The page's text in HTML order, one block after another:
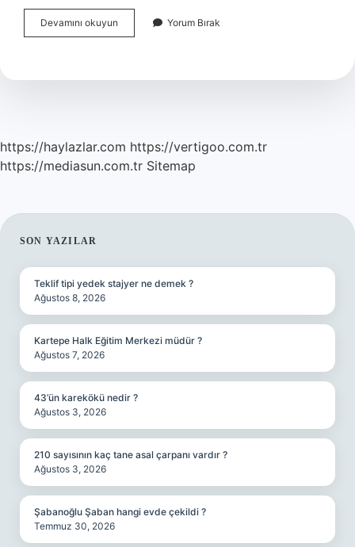
Devamını okuyun
Ayri
Mi
Yorum Bırak
https://haylazlar.com https://vertigoo.com.tr
https://mediasun.com.tr Sitemap
SIDEBAR
SON YAZILAR
Teklif tipi yedek stajyer ne demek ?
Ağustos 8, 2026
Kartepe Halk Eğitim Merkezi müdür ?
Ağustos 7, 2026
43’ün karekökü nedir ?
Ağustos 3, 2026
210 sayısının kaç tane asal çarpanı vardır ?
Ağustos 3, 2026
Şabanoğlu Şaban hangi evde çekildi ?
Temmuz 30, 2026